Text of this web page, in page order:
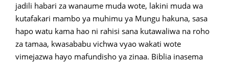
jadili habari za wanaume muda wote, lakini muda wa
kutafakari mambo ya muhimu ya Mungu hakuna, sasa
hapo watu kama hao ni rahisi sana kutawaliwa na roho
za tamaa, kwasababu vichwa vyao wakati wote
vimejazwa hayo mafundisho ya zinaa. Biblia inasema